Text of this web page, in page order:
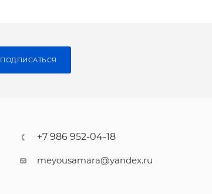
ПОДПИСАТЬСЯ
+7 986 952-04-18
meyousamara@yandex.ru